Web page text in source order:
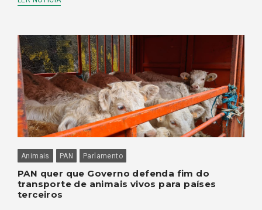
Animais PAN Parlamento
PAN quer que Governo defenda fim do
transporte de animais vivos para países
terceiros